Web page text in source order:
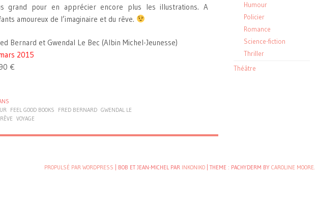
grand pour en apprécier encore plus les illustrations. A
amoureux de l’imaginaire et du rêve.
Bernard et Gwendal Le Bec (Albin Michel-Jeunesse)
2015
€
FEEL GOOD BOOKS FRED BERNARD GWENDAL LE
RÊVE VOYAGE
Humour
Policier
Romance
Science-fiction
Thriller
Théâtre
PROPULSÉ PAR WORDPRESS | BOB ET JEAN-MICHEL PAR INKONIKO THEME : PACHYDERM BY CAROLINE MOORE